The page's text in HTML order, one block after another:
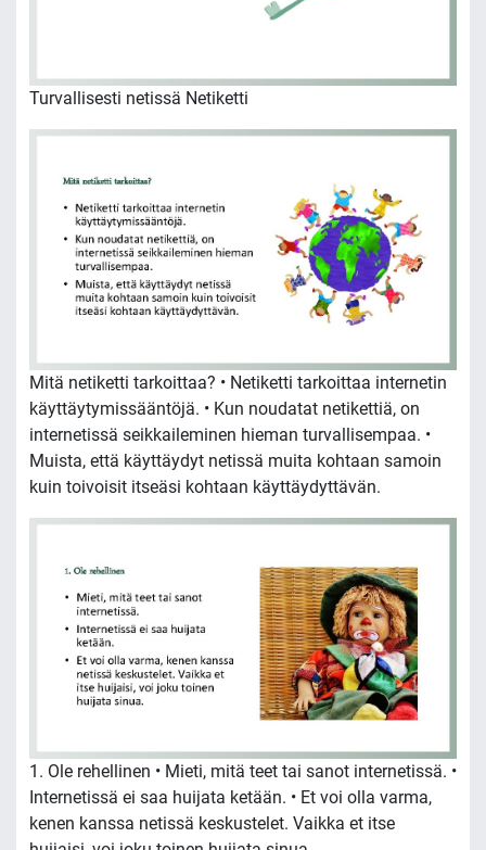
Turvallisesti netissä Netiketti
Mitä netiketti tarkoittaa? • Netiketti tarkoittaa internetin
käyttäytymissääntöjä. • Kun noudatat netikettiä, on
internetissä seikkaileminen hieman turvallisempaa. •
Muista, että käyttäydyt netissä muita kohtaan samoin
kuin toivoisit itseäsi kohtaan käyttäydyttävän.
1. Ole rehellinen • Mieti, mitä teet tai sanot internetissä. •
Internetissä ei saa huijata ketään. • Et voi olla varma,
kenen kanssa netissä keskustelet. Vaikka et itse